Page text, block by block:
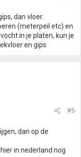
dan vloer.
(meterpeil etc) en
in je platen, kun je
en gips
#5
dan op de
in nederland nog